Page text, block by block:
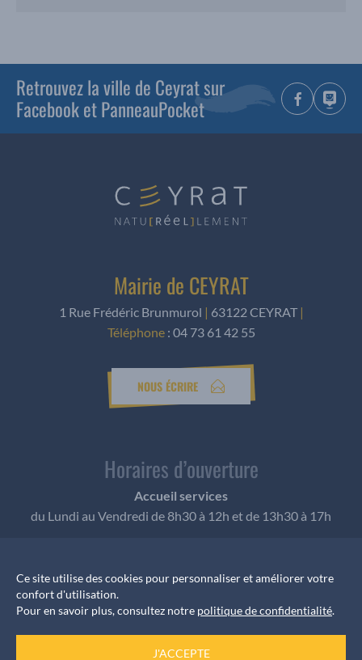
Retrouvez la ville de Ceyrat sur
Facebook et PanneauPocket
Mairie de CEYRAT
1 Rue Frédéric Brunmurol | 63122 CEYRAT |
Téléphone: 04 73 61 42 55
NOUS ÉCRIRE
Horaires d’ouverture
Accueil services
du Lundi au Vendredi de 8h30 à 12h et de 13h30 à 17h
Informations rendez-vous
Pour les élus, les rendez-vous sont pris auprès du
secrétariat au
Ce site utilise des cookies pour personnaliser et améliorer votre
confort d'utilisation.
Pour en savoir plus, consultez notre politique de confidentialité.
J'ACCEPTE